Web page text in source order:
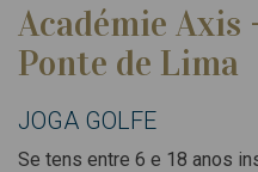
Académie Axis
Ponte de Lima
JOGA GOLFE
Se tens entre 6 e 18 anos